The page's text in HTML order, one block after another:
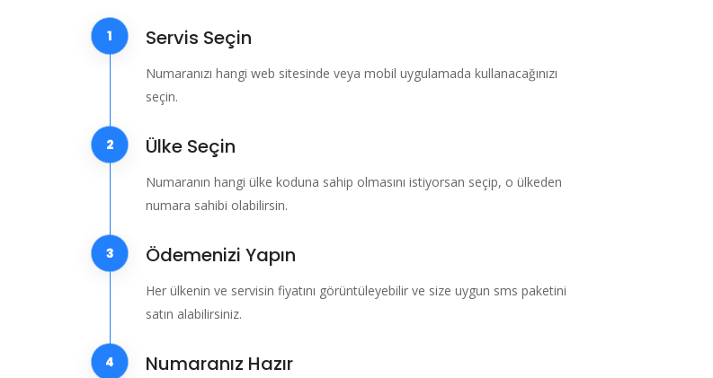
1 Servis Seçin
Numaranızı hangi web sitesinde veya mobil uygulamada kullanacağınızı
seçin.
2 Ülke Seçin
Numaranın hangi ülke koduna sahip olmasını istiyorsan seçip, o ülkeden
numara sahibi olabilirsin.
3 Ödemenizi Yapın
Her ülkenin ve servisin fiyatını görüntüleyebilir ve size uygun sms paketini
satın alabilirsiniz.
4 Numaranız Hazır